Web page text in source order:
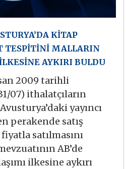
KİTAP
TESPİTİNİ MALLARIN
AYKIRI BULDU
2009 tarihli
07) ithalatçıların
yayıncı
perakende satış
satılmasını
AB’de
ilkesine aykırı